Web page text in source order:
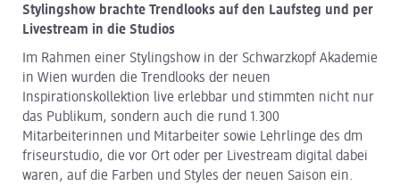
Stylingshow brachte Trendlooks auf den Laufsteg und per
Livestream in die Studios
Im Rahmen einer Stylingshow in der Schwarzkopf Akademie
in Wien wurden die Trendlooks der neuen
Inspirationskollektion live erlebbar und stimmten nicht nur
das Publikum, sondern auch die rund 1.300
Mitarbeiterinnen und Mitarbeiter sowie Lehrlinge des dm
friseurstudio, die vor Ort oder per Livestream digital dabei
waren, auf die Farben und Styles der neuen Saison ein.